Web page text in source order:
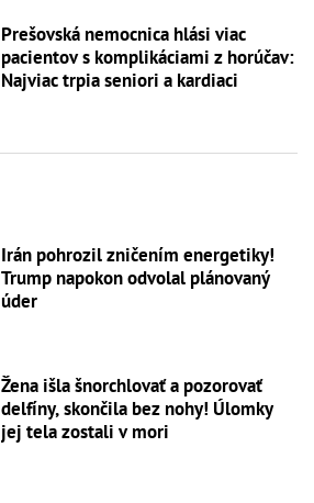
Prešovská nemocnica hlási viac
pacientov s komplikáciami z horúčav:
Najviac trpia seniori a kardiaci
Irán pohrozil zničením energetiky!
Trump napokon odvolal plánovaný
úder
Žena išla šnorchlovať a pozorovať
delfíny, skončila bez nohy! Úlomky
jej tela zostali v mori